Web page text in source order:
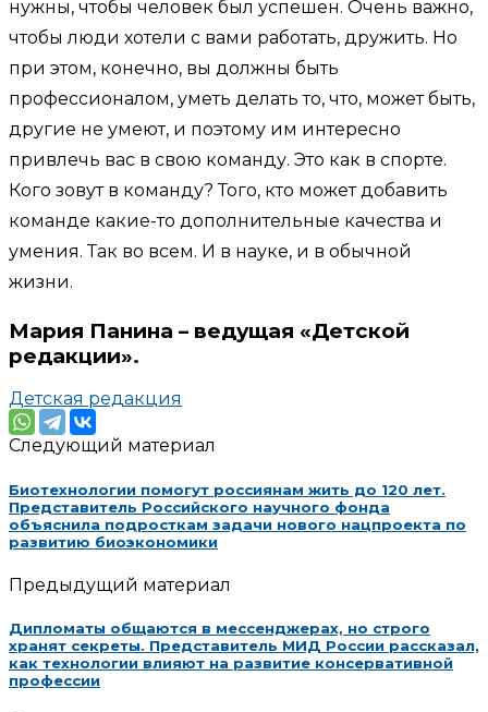
нужны, чтобы человек был успешен. Очень важно,
чтобы люди хотели с вами работать, дружить. Но
при этом, конечно, вы должны быть
профессионалом, уметь делать то, что, может быть,
другие не умеют, и поэтому им интересно
привлечь вас в свою команду. Это как в спорте.
Кого зовут в команду? Того, кто может добавить
команде какие-то дополнительные качества и
умения. Так во всем. И в науке, и в обычной
жизни.
Мария Панина – ведущая «Детской
редакции».
Детская редакция
Следующий материал
Биотехнологии помогут россиянам жить до 120 лет.
Представитель Российского научного фонда
объяснила подросткам задачи нового нацпроекта по
развитию биоэкономики
Предыдущий материал
Дипломаты общаются в мессенджерах, но строго
хранят секреты. Представитель МИД России рассказал,
как технологии влияют на развитие консервативной
профессии